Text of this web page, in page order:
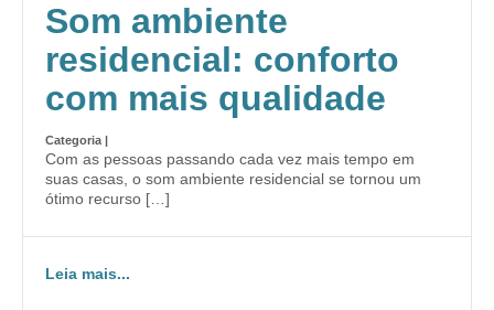
Som ambiente
residencial: conforto
com mais qualidade
Categoria |
Com as pessoas passando cada vez mais tempo em
suas casas, o som ambiente residencial se tornou um
ótimo recurso […]
Leia mais...